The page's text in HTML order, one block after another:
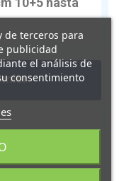
de terceros para
publicidad
el análisis de
consentimiento